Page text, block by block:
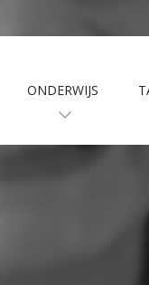
ONDERWIJS